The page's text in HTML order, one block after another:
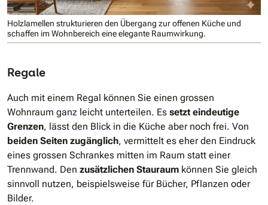
Holzlamellen strukturieren den Übergang zur offenen Küche und
schaffen im Wohnbereich eine elegante Raumwirkung.
Regale
Auch mit einem Regal können Sie einen grossen
Wohnraum ganz leicht unterteilen. Es setzt eindeutige
Grenzen, lässt den Blick in die Küche aber noch frei. Von
beiden Seiten zugänglich, vermittelt es eher den Eindruck
eines grossen Schrankes mitten im Raum statt einer
Trennwand. Den zusätzlichen Stauraum können Sie gleich
sinnvoll nutzen, beispielsweise für Bücher, Pflanzen oder
Bilder.